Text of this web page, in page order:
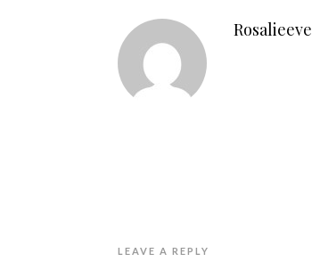
Rosalieeve
LEAVE A REPLY